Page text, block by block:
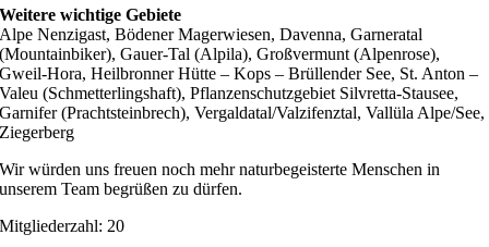
Weitere wichtige Gebiete
Alpe Nenzigast, Bödener Magerwiesen, Davenna, Garneratal
(Mountainbiker), Gauer-Tal (Alpila), Großvermunt (Alpenrose),
Gweil-Hora, Heilbronner Hütte – Kops – Brüllender See, St. Anton –
Valeu (Schmetterlingshaft), Pflanzenschutzgebiet Silvretta-Stausee,
Garnifer (Prachtsteinbrech), Vergaldatal/Valzifenztal, Vallüla Alpe/See,
Ziegerberg
Wir würden uns freuen noch mehr naturbegeisterte Menschen in
unserem Team begrüßen zu dürfen.
Mitgliederzahl: 20